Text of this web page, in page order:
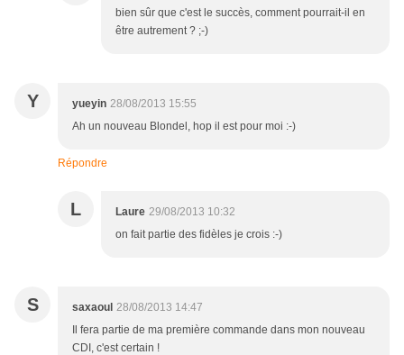
bien sûr que c'est le succès, comment pourrait-il en
être autrement ? ;-)
Y yueyin 28/08/2013 15:55
Ah un nouveau Blondel, hop il est pour moi :-)
Répondre
L Laure 29/08/2013 10:32
on fait partie des fidèles je crois :-)
S saxaoul 28/08/2013 14:47
Il fera partie de ma première commande dans mon nouveau
CDI, c'est certain !